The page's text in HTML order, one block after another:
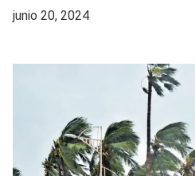
junio 20, 2024